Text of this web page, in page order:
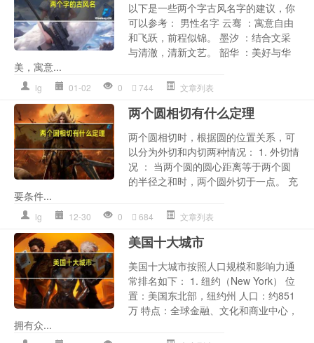
以下是一些两个字古风名字的建议，你
可以参考： 男性名字 云骞 ：寓意自由
和飞跃，前程似锦。 墨汐 ：结合文采
与清澈，清新文艺。 韶华 ：美好与华
美，寓意...
lg 01-02 0 744 文章列表
两个圆相切有什么定理
两个圆相切时，根据圆的位置关系，可
以分为外切和内切两种情况： 1. 外切情
况 ： 当两个圆的圆心距离等于两个圆
的半径之和时，两个圆外切于一点。 充
要条件...
lg 12-30 0 684 文章列表
美国十大城市
美国十大城市按照人口规模和影响力通
常排名如下： 1. 纽约（New York） 位
置：美国东北部，纽约州 人口：约851
万 特点：全球金融、文化和商业中心，
拥有众...